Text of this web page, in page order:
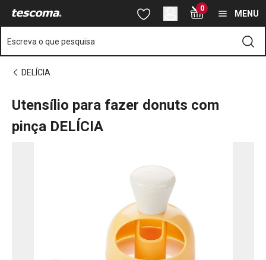
Está na página Utensílio para fazer donuts com pinça DELÍCIA
Saltar para o conteúdo principal
Saltar para a pesquisa
Saltar para a navegação 0
MENU
Escreva o que pesquisa
DELÍCIA
Utensílio para fazer donuts com
pinça DELÍCIA